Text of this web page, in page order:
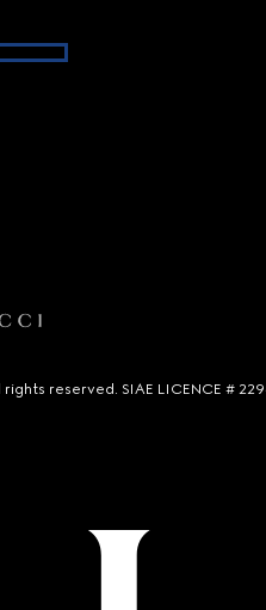
reserved. SIAE LICENCE #